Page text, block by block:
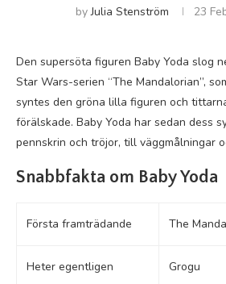
byJulia Stenström 23
Den supersöta figuren Baby Yoda slog
Star Wars-serien “The Mandalorian”,
syntes den gröna lilla figuren och
förälskade. Baby Yoda har sedan dess
pennskrin och tröjor, till väggmålningar
Snabbfakta om Baby Yoda
Första framträdande The
Heter egentligen Grogu